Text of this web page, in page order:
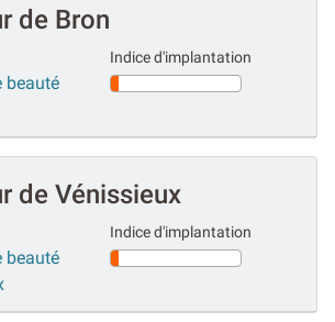
de Bron
beauté
Indice d'implantation
de Vénissieux
beauté
Indice d'implantation